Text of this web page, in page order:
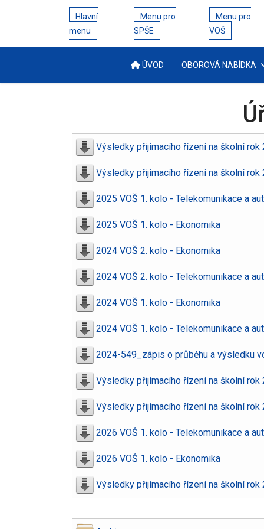
Hlavní
menu
Menu pro
SPŠE
Menu pro
VOŠ
ÚVOD OBOROVÁ NABÍDKA
Výsledky přijímacího řízení na školní
Výsledky přijímacího řízení na školní
2025 VOŠ 1. kolo - Telekomunikace a
2025 VOŠ 1. kolo - Ekonomika
2024 VOŠ 2. kolo - Ekonomika
2024 VOŠ 2. kolo - Telekomunikace a
2024 VOŠ 1. kolo - Ekonomika
2024 VOŠ 1. kolo - Telekomunikace a
2024-549_zápis o průběhu a výsledku
Výsledky přijímacího řízení na školní
Výsledky přijímacího řízení na školní
2026 VOŠ 1. kolo - Telekomunikace a
2026 VOŠ 1. kolo - Ekonomika
Výsledky přijímacího řízení na školní